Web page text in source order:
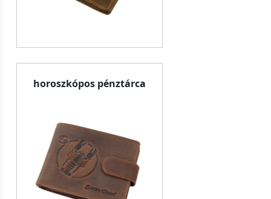
horoszkópos pénztárca